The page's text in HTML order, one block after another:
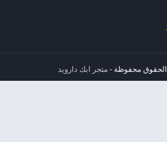
متجر ابك دارويد